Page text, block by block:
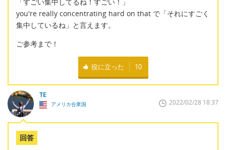
you're really concentrating hard on that で「それにすごく
集中しているね」と言えます。
ご参考まで！
役に立った 10
TE
アメリカ合衆国 2022/02/28 18:37
回答